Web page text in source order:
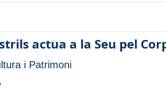
actua a la Seu pel
i Patrimoni